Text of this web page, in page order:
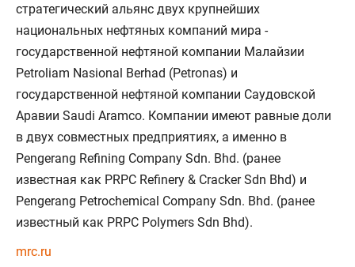
стратегический альянс двух крупнейших
национальных нефтяных компаний мира -
государственной нефтяной компании Малайзии
Petroliam Nasional Berhad (Petronas) и
государственной нефтяной компании Саудовской
Аравии Saudi Aramco. Компании имеют равные доли
в двух совместных предприятиях, а именно в
Pengerang Refining Company Sdn. Bhd. (ранее
известная как PRPC Refinery & Cracker Sdn Bhd) и
Pengerang Petrochemical Company Sdn. Bhd. (ранее
известный как PRPC Polymers Sdn Bhd).
mrc.ru